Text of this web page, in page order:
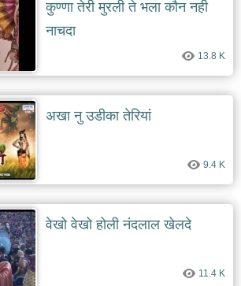
कुण्णा तेरी मुरली ते भला कौन नही
नाचदा
13.8 K
अखा नु उडीका तेरियां
9.4 K
वेखो वेखो होली नंदलाल खेलदे
11.4 K